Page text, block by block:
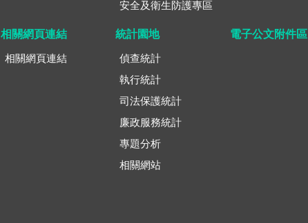
安全及衛生防護專區
相關網頁連結
相關網頁連結
統計園地
偵查統計
執行統計
司法保護統計
廉政服務統計
專題分析
相關網站
電子公文附件區